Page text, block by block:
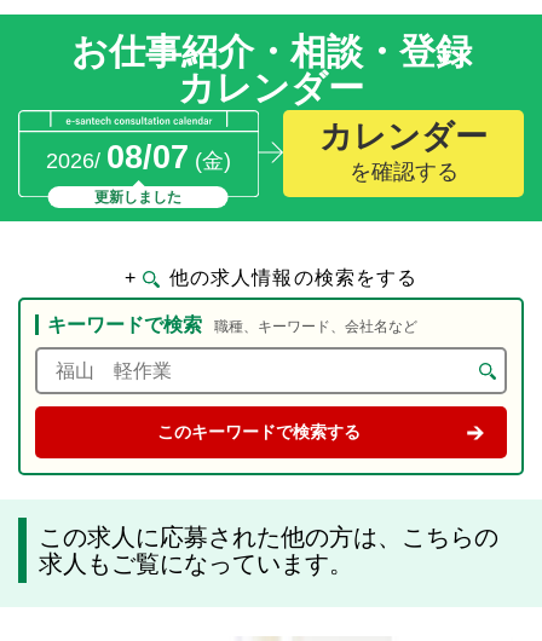
お仕事紹介・相談・登録
カレンダー
2026/ 08/07 (金)
更新しました
カレンダー
を確認する
+ 他の求人情報の検索をする
キーワードで検索 職種、キーワード、会社名など
この求人に応募された他の方は、こちらの
求人もご覧になっています。